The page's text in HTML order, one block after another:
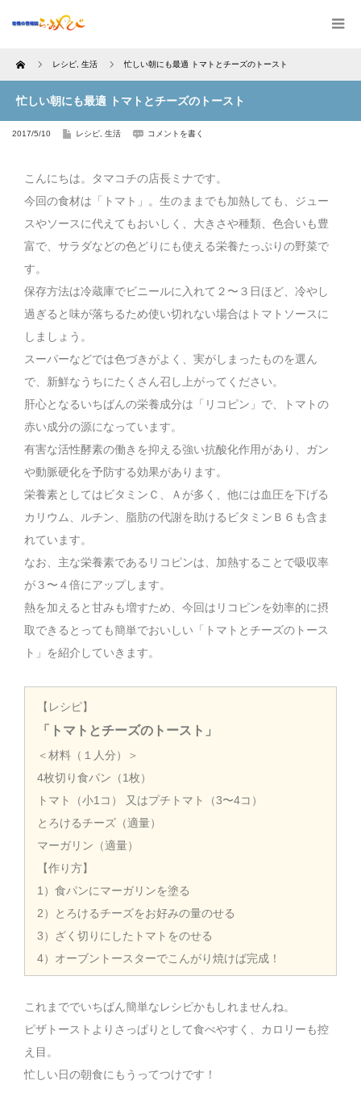
Home レシピ 生活 忙しい朝にも最適 トマトとチーズのトースト
忙しい朝にも最適 トマトとチーズのトースト
2017/5/10 レシピ 生活 コメントを書く
こんにちは。タマコチの店長ミナです。
今回の食材は「トマト」。生のままでも加熱しても、ジュー
スやソースに代えてもおいしく、大きさや種類、色合いも豊
富で、サラダなどの色どりにも使える栄養たっぷりの野菜で
す。
保存方法は冷蔵庫でビニールに入れて２〜３日ほど、冷やし
過ぎると味が落ちるため使い切れない場合はトマトソースに
しましょう。
スーパーなどでは色づきがよく、実がしまったものを選ん
で、新鮮なうちにたくさん召し上がってください。
肝心となるいちばんの栄養成分は「リコピン」で、トマトの
赤い成分の源になっています。
有害な活性酵素の働きを抑える強い抗酸化作用があり、ガン
や動脈硬化を予防する効果があります。
栄養素としてはビタミンＣ、Ａが多く、他には血圧を下げる
カリウム、ルチン、脂肪の代謝を助けるビタミンＢ６も含ま
れています。
なお、主な栄養素であるリコピンは、加熱することで吸収率
が３〜４倍にアップします。
熱を加えると甘みも増すため、今回はリコピンを効率的に摂
取できるとっても簡単でおいしい「トマトとチーズのトース
ト」を紹介していきます。
【レシピ】
「トマトとチーズのトースト」
＜材料（１人分）＞
4枚切り食パン（1枚）
トマト（小1コ） 又はプチトマト（3〜4コ）
とろけるチーズ（適量）
マーガリン（適量）
【作り方】
1）食パンにマーガリンを塗る
2）とろけるチーズをお好みの量のせる
3）ざく切りにしたトマトをのせる
4）オーブントースターでこんがり焼けば完成！
これまででいちばん簡単なレシピかもしれませんね。
ピザトーストよりさっぱりとして食べやすく、カロリーも控
え目。
忙しい日の朝食にもうってつけです！